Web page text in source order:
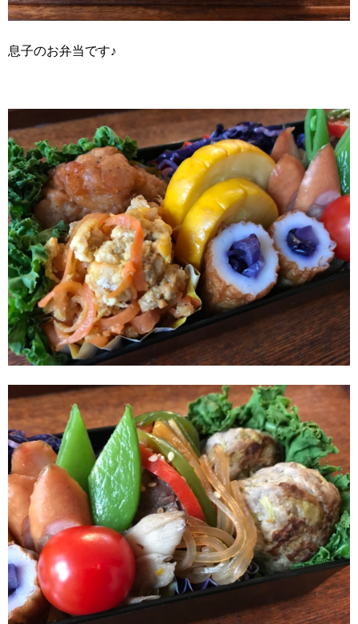
息子のお弁当です♪